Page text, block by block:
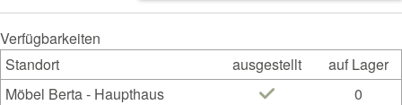
Verfügbarkeiten
Standort
ausgestellt
auf Lager
Möbel Berta - Haupthaus
0